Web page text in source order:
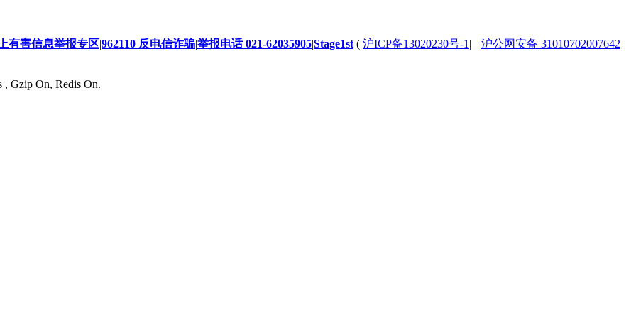
有害信息举报专区|962110 反电信诈骗|举报电话 021-62035905|Stage1st ( 沪ICP备13020230号-1 | 沪公网安备 31010702007642
, Gzip On, Redis On.